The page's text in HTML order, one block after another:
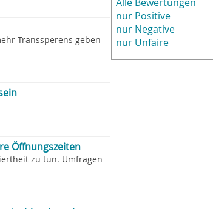
nur Positive
nur Negative
nur Unfaire
Transsperens geben
Öffnungszeiten
zu tun. Umfragen